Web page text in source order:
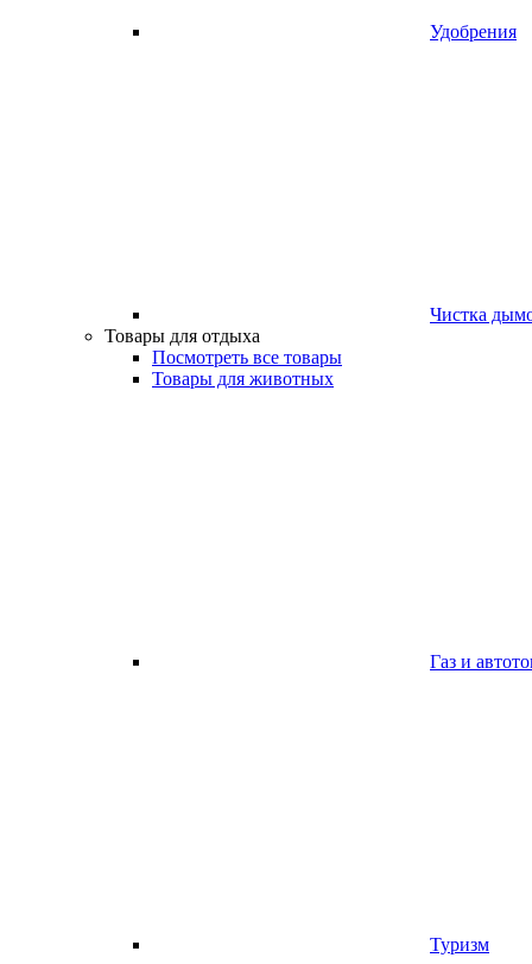
Удобрения
Чистка
Товары для отдыха
Посмотреть все товары
Товары для животных
Газ и
Туризм